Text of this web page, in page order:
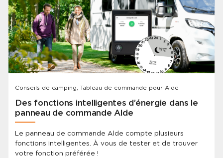
Conseils de camping, Tableau de commande pour Alde
Des fonctions intelligentes d’énergie dans le
panneau de commande Alde
Le panneau de commande Alde compte plusieurs
fonctions intelligentes. À vous de tester et de trouver
votre fonction préférée !